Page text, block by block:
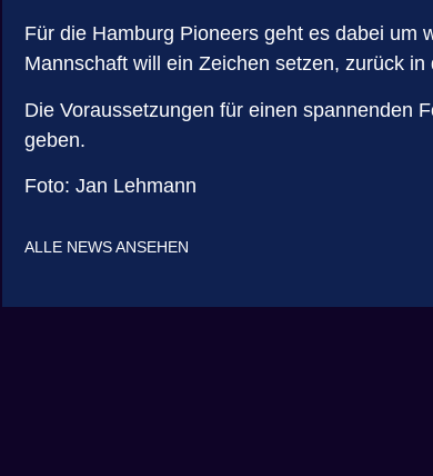
Für die Hamburg Pioneers geht es dabei um
Mannschaft will ein Zeichen setzen, zurück
Die Voraussetzungen für einen spannenden
geben.
Foto: Jan Lehmann
ALLE NEWS ANSEHEN